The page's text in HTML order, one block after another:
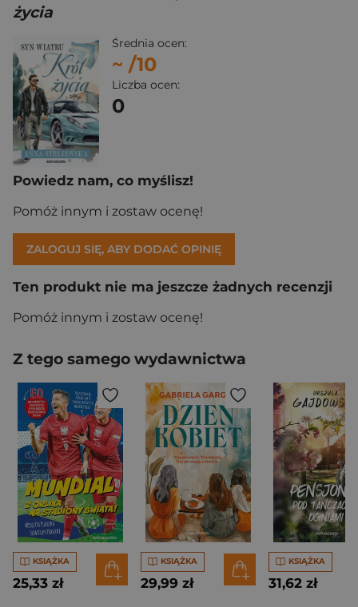
życia
Średnia ocen:
~ /10
Liczba ocen:
0
Powiedz nam, co myślisz!
Pomóż innym i zostaw ocenę!
ZALOGUJ SIĘ, ABY DODAĆ OPINIĘ
Ten produkt nie ma jeszcze żadnych recenzji
Pomóż innym i zostaw ocenę!
Z tego samego wydawnictwa
KSIĄŻKA
25,33 zł
KSIĄŻKA
29,99 zł
KSIĄŻKA
31,62 zł